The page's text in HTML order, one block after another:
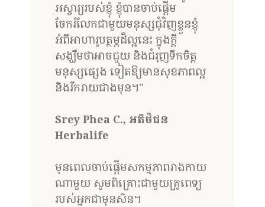
អស្ចារ្យរបស់ខ្ញុំ ខ្ញុំបានចាប់ផ្តើម
ចែករំលែកជាមួយមនុស្សជុំវិញខ្លួនខ្ញុំ
អំពីអាហារូបត្ថម្ភដ៏ល្អនេះ ក្នុងក្តី
សង្ឃឹមថាអាចជួយ និងជំរុញទឹកចិត្ត
មនុស្សផ្សេង ទៀតឱ្យមានសុខភាពល្អ
និងរីករាយជាងមុន។"
Srey Phea C., អតិថិជន
Herbalife
មុនពេលចាប់ផ្តើមសកម្មភាពរាងកាយ
ណាមួយ សូមពិគ្រោះជាមួយគ្រូពេទ្យ
របស់អ្នកជាមុនសិន។ ​